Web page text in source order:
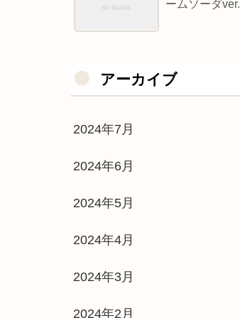
ームソーダver.
アーカイブ
2024年7月
2024年6月
2024年5月
2024年4月
2024年3月
2024年2月